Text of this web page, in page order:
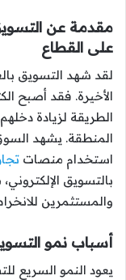
مقدمة عن
على القطاع
لقد شهد التسويق
الأخيرة. فقد أصبح
الطريقة لزيادة
المنطقة. يشهد
استخدام منصات
بالتسويق
والمستثمرين
أسباب نمو
يعود النمو السريع